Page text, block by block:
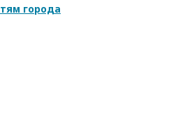
города